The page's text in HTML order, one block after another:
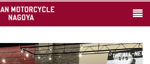
1 / 5